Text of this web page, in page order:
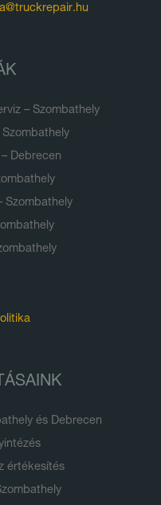
– Szombathely
Szombathely
Debrecen
Szombathely
és Debrecen
értékesítés